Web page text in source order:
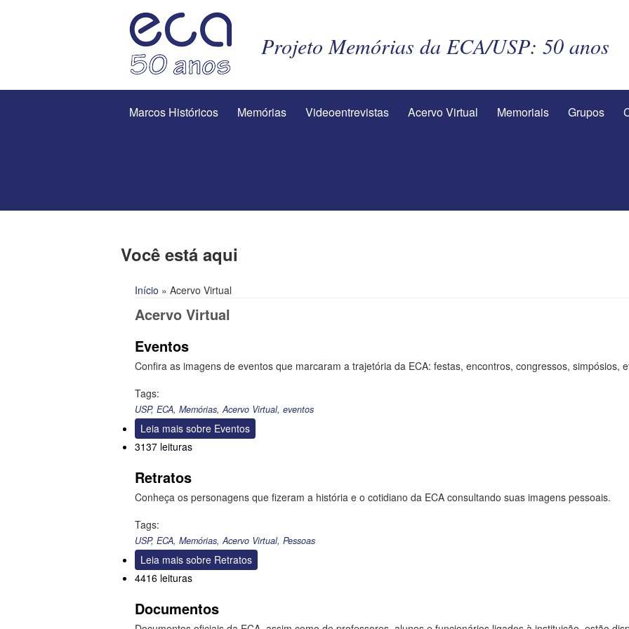
Projeto Memórias da ECA/USP: 50 anos
Marcos Históricos Memórias Videoentrevistas Acervo Virtual Memoriais Grupos
Você está aqui
Início » Acervo Virtual
Acervo Virtual
Eventos
Confira as imagens de eventos que marcaram a trajetória da ECA: festas, encontros, congressos, simpósios,
Tags:
USP, ECA, Memórias,Acervo Virtual, eventos
Leia mais sobre Eventos
3137 leituras
Retratos
Conheça os personagens que fizeram a história e o cotidiano da ECA consultando suas imagens pessoais.
Tags:
USP, ECA, Memórias,Acervo Virtual, Pessoas
Leia mais sobre Retratos
4416 leituras
Documentos